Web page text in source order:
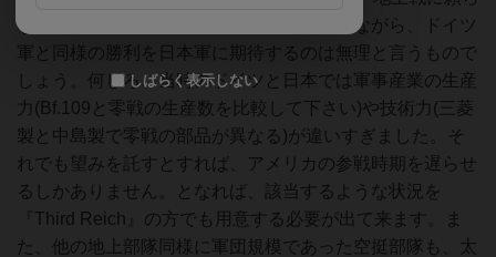
ないで敵国を降伏に追い込めます。しかしながら、ドイツ
軍と同様の勝利を日本軍に期待するのは無理と言うもので
しょう。何しろ、当時のドイツと日本では軍事産業の生産
力(Bf.109と零戦の生産数を比較して下さい)や技術力(三菱
製と中島製で零戦の部品が異なる)が違いすぎました。そ
れでも望みを託すとすれば、アメリカの参戦時期を遅らせ
るしかありません。となれば、該当するような状況を
『Third Reich』の方でも用意する必要が出て来ます。ま
た、他の地上部隊同様に軍団規模であった空挺部隊も、太
しばらく表示しない